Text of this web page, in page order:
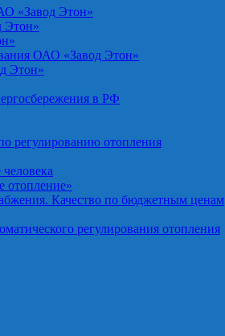
«Завод Этон»
Этон»
ОАО «Завод Этон»
Этон»
в РФ
регулированию отопления
отопление»
Качество по бюджетным ценам
регулирования отопления